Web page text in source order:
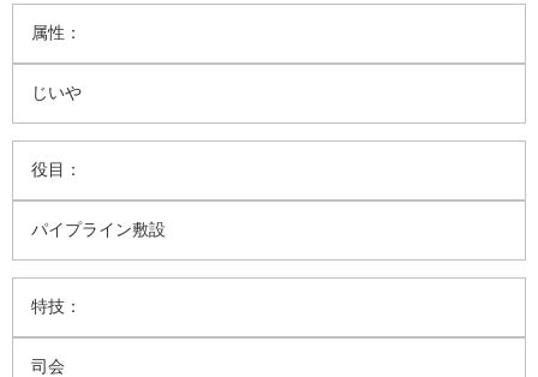
属性：
じいや
役目：
パイプライン敷設
特技：
司会